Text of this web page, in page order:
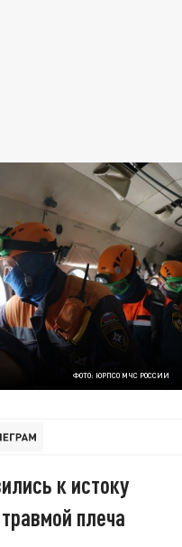
ФОТО: ЮРПСО МЧС РОССИИ
к истоку
плеча